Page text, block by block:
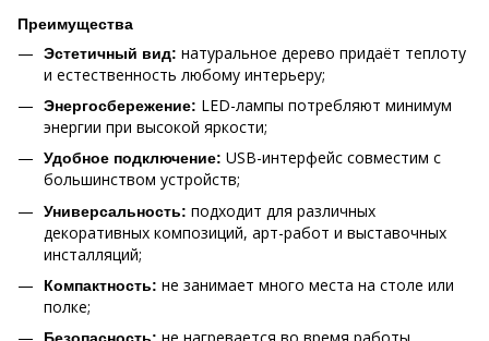
Преимущества
Эстетичный вид: натуральное дерево придаёт теплоту
и естественность любому интерьеру;
Энергосбережение: LED-лампы потребляют минимум
энергии при высокой яркости;
Удобное подключение: USB-интерфейс совместим с
большинством устройств;
Универсальность: подходит для различных
декоративных композиций, арт-работ и выставочных
инсталляций;
Компактность: не занимает много места на столе или
полке;